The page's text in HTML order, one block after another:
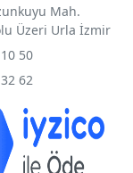
Mah.
Üzeri Urla İzmir
50
62